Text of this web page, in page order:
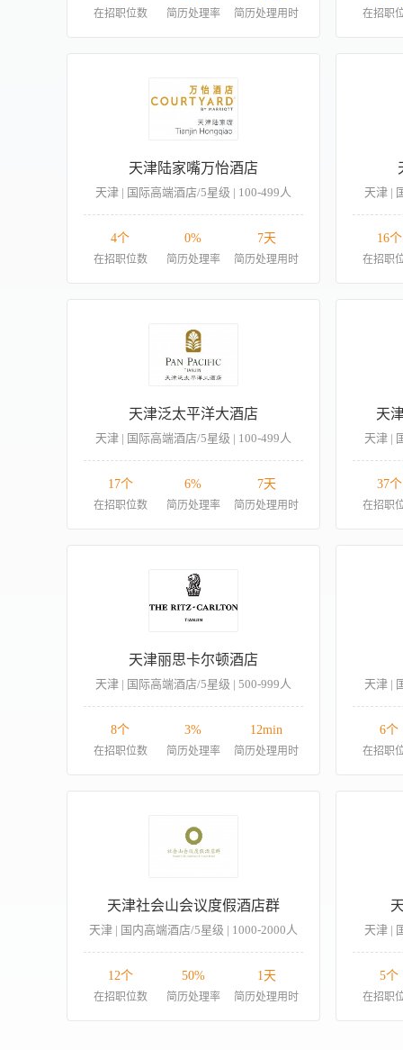
在招职位数 简历处理率 简历处理用时 在招职
天津陆家嘴万怡酒店
天津 | 国际高端酒店/5星级 | 100-499人
4个
在招职位数
0%
简历处理率
7天
简历处理用时
天津 |
16个
在招职
天津泛太平洋大酒店
天津 | 国际高端酒店/5星级 | 100-499人
17个
在招职位数
6%
简历处理率
7天
简历处理用时
天
天津 |
37个
在招职
天津丽思卡尔顿酒店
天津 | 国际高端酒店/5星级 | 500-999人
8个
在招职位数
3%
简历处理率
12min
简历处理用时
天津 |
6个
在招职
天津社会山会议度假酒店群
天津 | 国内高端酒店/5星级 | 1000-2000人
12个
在招职位数
50%
简历处理率
1天
简历处理用时
天津 |
5个
在招职